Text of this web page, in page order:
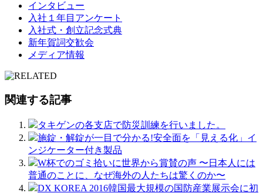
インタビュー
入社１年目アンケート
入社式・創立記念式典
新年賀詞交歓会
メディア情報
関連する記事
タキゲンの各支店で防災訓練を行いました。
施錠・解錠が一目で分かる!安全面を「見える化」イ
ンジケーター付き製品
W杯でのゴミ拾いに世界から賞賛の声 〜日本人には
普通のことに、なぜ海外の人たちは驚くのか〜
DX KOREA 2016韓国最大規模の国防産業展示会に初